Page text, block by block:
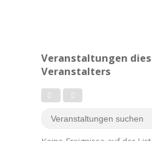
Veranstaltungen
Veranstalters